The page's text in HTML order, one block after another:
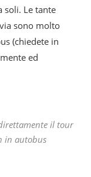
soli. Le tante
sono molto
(chiedete in
ed
il tour
in autobus